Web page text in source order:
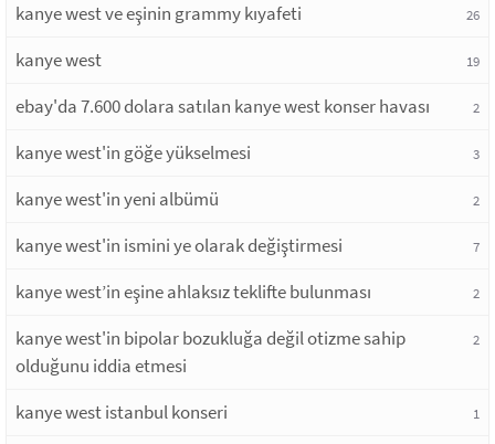
kanye west ve eşinin grammy kıyafeti 26
kanye west 19
ebay'da 7.600 dolara satılan kanye west konser havası 2
kanye west'in göğe yükselmesi 3
kanye west'in yeni albümü 2
kanye west'in ismini ye olarak değiştirmesi 7
kanye west’in eşine ahlaksız teklifte bulunması 2
kanye west'in bipolar bozukluğa değil otizme sahip
olduğunu iddia etmesi
2
kanye west istanbul konseri 1